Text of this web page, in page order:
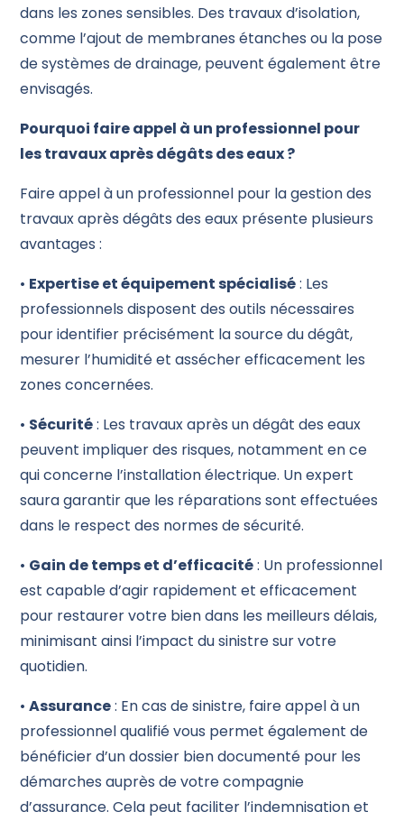
dans les zones sensibles. Des travaux d’isolation,
comme l’ajout de membranes étanches ou la pose
de systèmes de drainage, peuvent également être
envisagés.
Pourquoi faire appel à un professionnel pour
les travaux après dégâts des eaux ?
Faire appel à un professionnel pour la gestion des
travaux après dégâts des eaux présente plusieurs
avantages :
• Expertise et équipement spécialisé: Les
professionnels disposent des outils nécessaires
pour identifier précisément la source du dégât,
mesurer l’humidité et assécher efficacement les
zones concernées.
• Sécurité: Les travaux après un dégât des eaux
peuvent impliquer des risques, notamment en ce
qui concerne l’installation électrique. Un expert
saura garantir que les réparations sont effectuées
dans le respect des normes de sécurité.
• Gain de temps et d’efficacité: Un professionnel
est capable d’agir rapidement et efficacement
pour restaurer votre bien dans les meilleurs délais,
minimisant ainsi l’impact du sinistre sur votre
quotidien.
•Assurance: En cas de sinistre, faire appel à un
professionnel qualifié vous permet également de
bénéficier d’un dossier bien documenté pour les
démarches auprès de votre compagnie
d’assurance. Cela peut faciliter l’indemnisation et